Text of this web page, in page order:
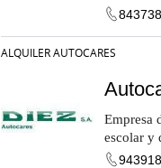
ALQUILER AUTOCARES
Empresa
escolar y